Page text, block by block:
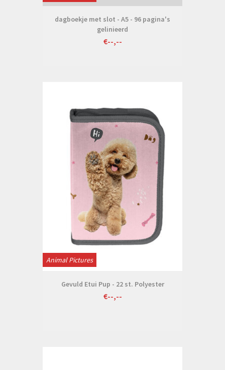
dagboekje met slot - A5 - 96 pagina's
gelinieerd
€--,--
Animal Pictures
Gevuld Etui Pup - 22 st. Polyester
€--,--